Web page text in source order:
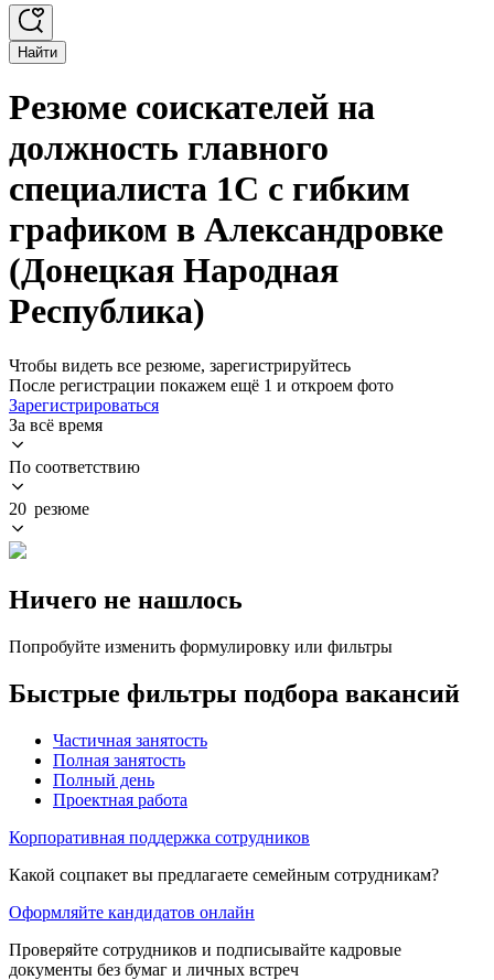
Найти
Резюме соискателей на
должность главного
специалиста 1С с гибким
графиком в Александровке
(Донецкая Народная
Республика)
Чтобы видеть все резюме, зарегистрируйтесь
После регистрации покажем ещё 1 и откроем фото
Зарегистрироваться
За всё время
По соответствию
20 резюме
Ничего не нашлось
Попробуйте изменить формулировку или фильтры
Быстрые фильтры подбора вакансий
Частичная занятость
Полная занятость
Полный день
Проектная работа
Корпоративная поддержка сотрудников
Какой соцпакет вы предлагаете семейным сотрудникам?
Оформляйте кандидатов онлайн
Проверяйте сотрудников и подписывайте кадровые
документы без бумаг и личных встреч